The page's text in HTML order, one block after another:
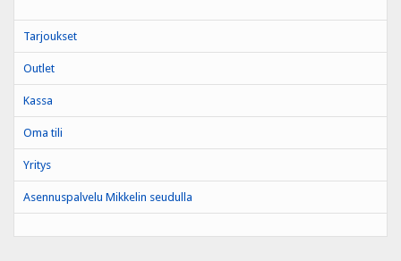
Tarjoukset
Outlet
Kassa
Oma tili
Yritys
Asennuspalvelu Mikkelin seudulla